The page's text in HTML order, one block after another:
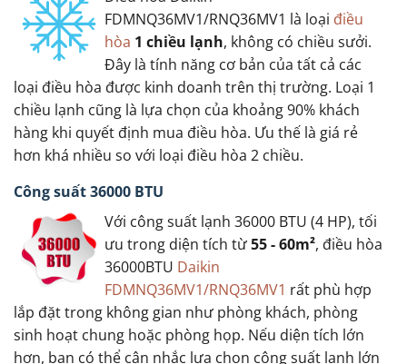
FDMNQ36MV1/RNQ36MV1 là loại điều
hòa 1 chiều lạnh, không có chiều sưởi.
Đây là tính năng cơ bản của tất cả các
loại điều hòa được kinh doanh trên thị trường. Loại 1
chiều lạnh cũng là lựa chọn của khoảng 90% khách
hàng khi quyết định mua điều hòa. Ưu thế là giá rẻ
hơn khá nhiều so với loại điều hòa 2 chiều.
Công suất 36000 BTU
Với công suất lạnh 36000 BTU (4 HP), tối
ưu trong diện tích từ55 - 60m², điều hòa
36000BTU Daikin
FDMNQ36MV1/RNQ36MV1 rất phù hợp
lắp đặt trong không gian như phòng khách, phòng
sinh hoạt chung hoặc phòng họp. Nếu diện tích lớn
hơn, bạn có thể cân nhắc lựa chọn công suất lạnh lớn